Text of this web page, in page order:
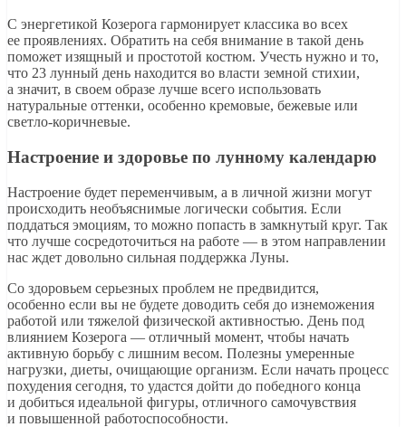
С энергетикой Козерога гармонирует классика во всех
ее проявлениях. Обратить на себя внимание в такой день
поможет изящный и простотой костюм. Учесть нужно и то,
что 23 лунный день находится во власти земной стихии,
а значит, в своем образе лучше всего использовать
натуральные оттенки, особенно кремовые, бежевые или
светло-коричневые.
Настроение и здоровье по лунному календарю
Настроение будет переменчивым, а в личной жизни могут
происходить необъяснимые логически события. Если
поддаться эмоциям, то можно попасть в замкнутый круг. Так
что лучше сосредоточиться на работе — в этом направлении
нас ждет довольно сильная поддержка Луны.
Со здоровьем серьезных проблем не предвидится,
особенно если вы не будете доводить себя до изнеможения
работой или тяжелой физической активностью. День под
влиянием Козерога — отличный момент, чтобы начать
активную борьбу с лишним весом. Полезны умеренные
нагрузки, диеты, очищающие организм. Если начать процесс
похудения сегодня, то удастся дойти до победного конца
и добиться идеальной фигуры, отличного самочувствия
и повышенной работоспособности.